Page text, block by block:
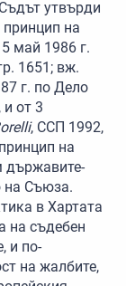
утвърди
на
май 1986 г.
1651; вж.
г. по Дело
от 3
, ССП 1992,
на
държавите-
на Съюза.
в Хартата
на съдебен
и по-
на жалбите,